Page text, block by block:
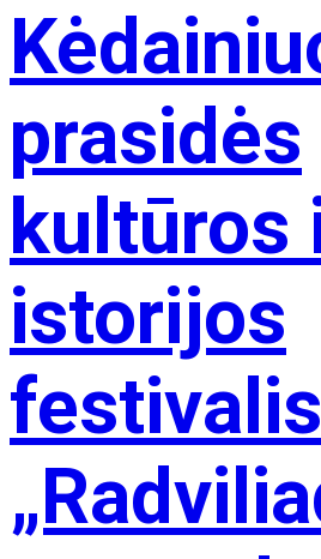
prasidės
kultūros
istorijos
festivalis